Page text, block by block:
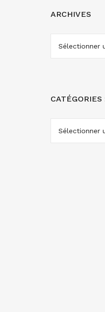
ARCHIVES
ARCHIVES
CATÉGORIES
CATÉGORIES